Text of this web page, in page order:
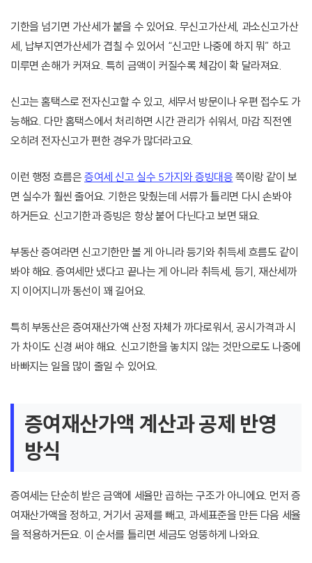
기한을 넘기면 가산세가 붙을 수 있어요. 무신고가산세, 과소신고가산
세, 납부지연가산세가 겹칠 수 있어서 “신고만 나중에 하지 뭐” 하고
미루면 손해가 커져요. 특히 금액이 커질수록 체감이 확 달라져요.
신고는 홈택스로 전자신고할 수 있고, 세무서 방문이나 우편 접수도 가
능해요. 다만 홈택스에서 처리하면 시간 관리가 쉬워서, 마감 직전엔
오히려 전자신고가 편한 경우가 많더라고요.
이런 행정 흐름은 증여세 신고 실수 5가지와 증빙대응 쪽이랑 같이 보
면 실수가 훨씬 줄어요. 기한은 맞췄는데 서류가 틀리면 다시 손봐야
하거든요. 신고기한과 증빙은 항상 붙어 다닌다고 보면 돼요.
부동산 증여라면 신고기한만 볼 게 아니라 등기와 취득세 흐름도 같이
봐야 해요. 증여세만 냈다고 끝나는 게 아니라 취득세, 등기, 재산세까
지 이어지니까 동선이 꽤 길어요.
특히 부동산은 증여재산가액 산정 자체가 까다로워서, 공시가격과 시
가 차이도 신경 써야 해요. 신고기한을 놓치지 않는 것만으로도 나중에
바빠지는 일을 많이 줄일 수 있어요.
증여재산가액 계산과 공제 반영
방식
증여세는 단순히 받은 금액에 세율만 곱하는 구조가 아니에요. 먼저 증
여재산가액을 정하고, 거기서 공제를 빼고, 과세표준을 만든 다음 세율
을 적용하거든요. 이 순서를 틀리면 세금도 엉뚱하게 나와요.